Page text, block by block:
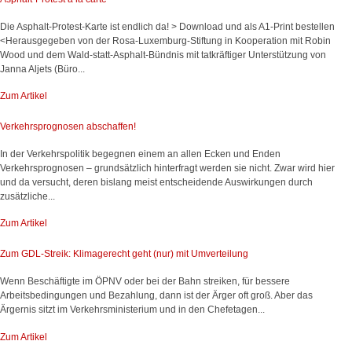
Die Asphalt-Protest-Karte ist endlich da! > Download und als A1-Print bestellen
<Herausgegeben von der Rosa-Luxemburg-Stiftung in Kooperation mit Robin
Wood und dem Wald-statt-Asphalt-Bündnis mit tatkräftiger Unterstützung von
Janna Aljets (Büro...
Zum Artikel
Verkehrsprognosen abschaffen!
In der Verkehrspolitik begegnen einem an allen Ecken und Enden
Verkehrsprognosen – grundsätzlich hinterfragt werden sie nicht. Zwar wird hier
und da versucht, deren bislang meist entscheidende Auswirkungen durch
zusätzliche...
Zum Artikel
Zum GDL-Streik: Klimagerecht geht (nur) mit Umverteilung
Wenn Beschäftigte im ÖPNV oder bei der Bahn streiken, für bessere
Arbeitsbedingungen und Bezahlung, dann ist der Ärger oft groß. Aber das
Ärgernis sitzt im Verkehrsministerium und in den Chefetagen...
Zum Artikel